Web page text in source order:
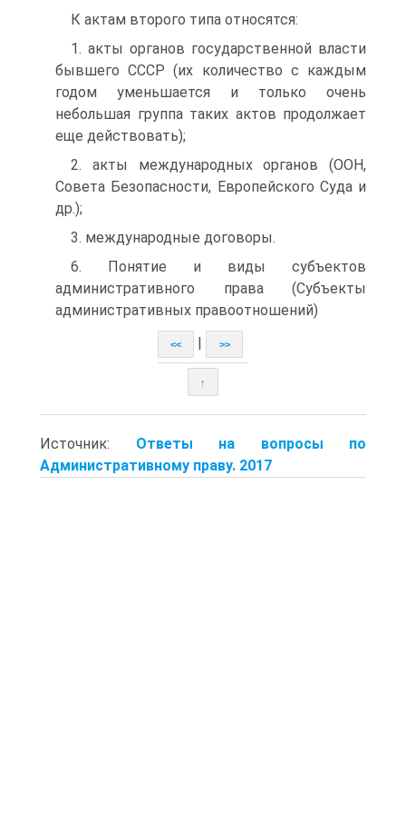
К актам второго типа относятся:
1. акты органов государственной власти
бывшего СССР (их количество с каждым
годом уменьшается и только очень
небольшая группа таких актов продолжает
еще действовать);
2. акты международных органов (ООН,
Совета Безопасности, Европейского Суда и
др.);
3. международные договоры.
6. Понятие и виды субъектов
административного права (Субъекты
административных правоотношений)
<< >>
↑
Источник: Ответы на вопросы по
Административному праву. 2017